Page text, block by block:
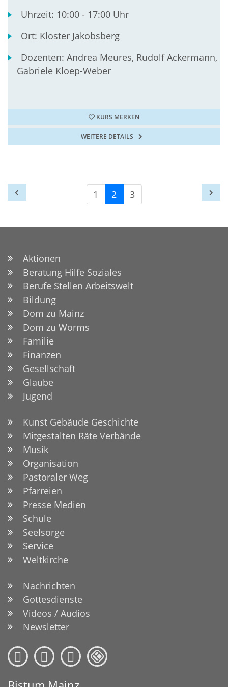
Uhrzeit: 10:00 - 17:00 Uhr
Ort: Kloster Jakobsberg
Dozenten:Andrea Meures, Rudolf Ackermann,
Gabriele Kloep-Weber
KURS MERKEN
WEITERE DETAILS
1 2 3
Aktionen
Beratung Hilfe Soziales
Berufe Stellen Arbeitswelt
Bildung
Dom zu Mainz
Dom zu Worms
Familie
Finanzen
Gesellschaft
Glaube
Jugend
Kunst Gebäude Geschichte
Mitgestalten Räte Verbände
Musik
Organisation
Pastoraler Weg
Pfarreien
Presse Medien
Schule
Seelsorge
Service
Weltkirche
Nachrichten
Gottesdienste
Videos / Audios
Newsletter